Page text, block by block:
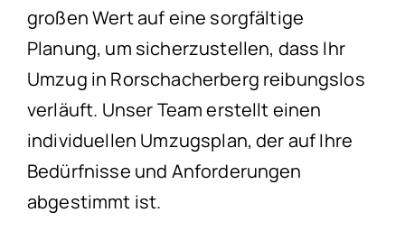
großen Wert auf eine sorgfältige
Planung, um sicherzustellen, dass Ihr
Umzug in Rorschacherberg reibungslos
verläuft. Unser Team erstellt einen
individuellen Umzugsplan, der auf Ihre
Bedürfnisse und Anforderungen
abgestimmt ist.